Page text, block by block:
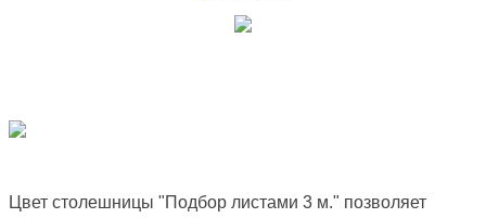
Цвет столешницы "Подбор листами 3 м." позволяет